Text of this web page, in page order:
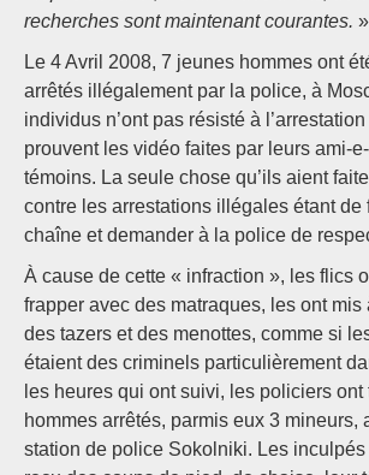
recherches sont maintenant courantes. »
Le 4 Avril 2008, 7 jeunes hommes ont
arrêtés illégalement par la police, à
individus n’ont pas résisté à
prouvent les vidéo faites par leurs ami-
témoins. La seule chose qu’ils aient
contre les arrestations illégales étant de
chaîne et demander à la police de
À cause de cette « infraction », les flics
frapper avec des matraques, les ont mis
des tazers et des menottes, comme si
étaient des criminels particulièrement
les heures qui ont suivi, les policiers ont
hommes arrêtés, parmis eux 3 mineurs,
station de police Sokolniki. Les inculpés